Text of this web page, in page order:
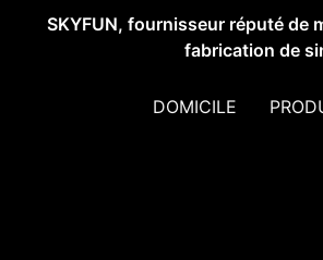
SKYFUN, fournisseur réputé de
fabrication de
DOMICILE